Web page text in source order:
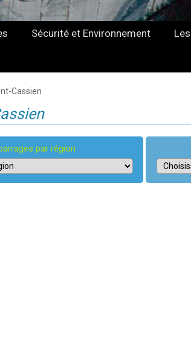
Sécurité et Environnement
Cassien
par région